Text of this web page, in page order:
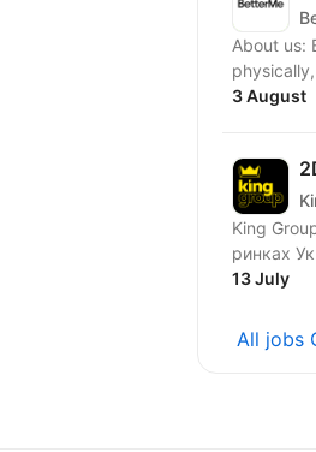
About us: BetterMe — a global wellness ecosystem empowering millions to become better —
3 August
King
ринках
13 July
All jobs